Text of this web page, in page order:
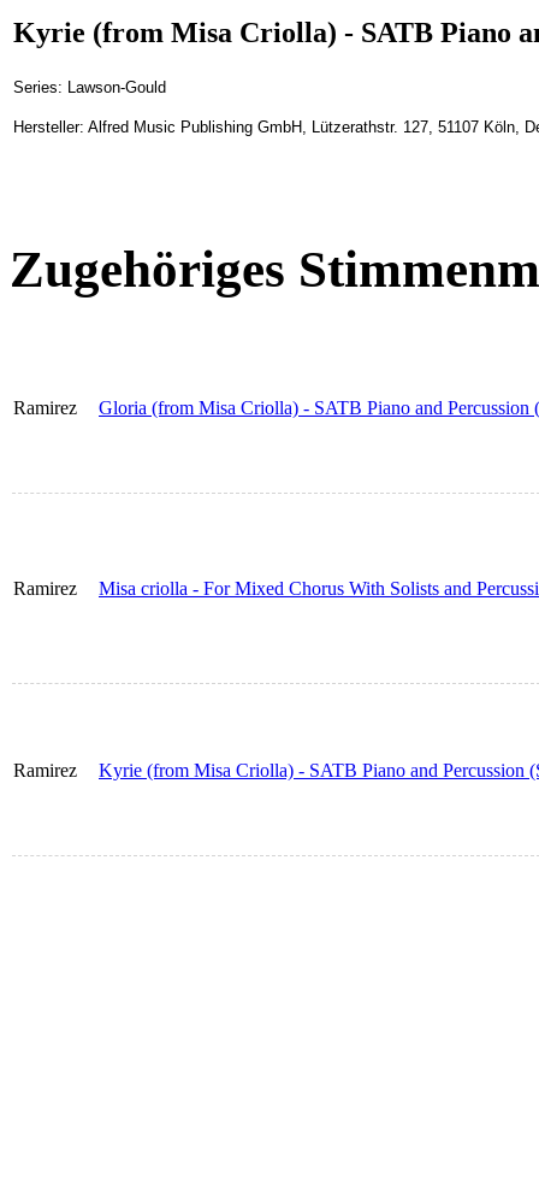
Kyrie (from Misa Criolla) - SATB Piano
Series: Lawson-Gould
Hersteller: Alfred Music Publishing GmbH, Lützerathstr. 127, 51107 Köln,
Zugehöriges
Ramirez Gloria (from Misa Criolla) - SATB Piano and Percussion
Ramirez Misa criolla - For Mixed Chorus With Solists and
Ramirez Kyrie (from Misa Criolla) - SATB Piano and Percussion